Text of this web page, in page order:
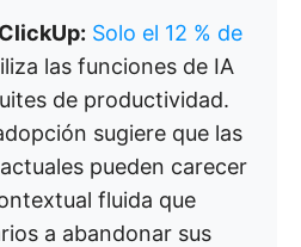
Solo el 12 % de
las funciones de IA
de productividad.
sugiere que las
pueden carecer
fluida que
a abandonar sus